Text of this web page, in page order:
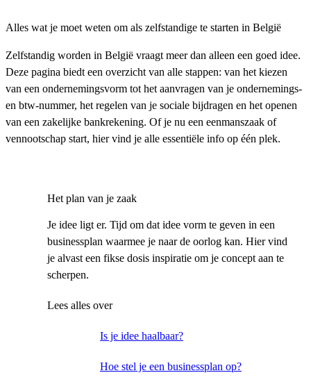
Alles wat je moet weten om als zelfstandige te starten in België
Zelfstandig worden in België vraagt meer dan alleen een goed idee.
Deze pagina biedt een overzicht van alle stappen: van het kiezen
van een ondernemingsvorm tot het aanvragen van je ondernemings-
en btw-nummer, het regelen van je sociale bijdragen en het openen
van een zakelijke bankrekening. Of je nu een eenmanszaak of
vennootschap start, hier vind je alle essentiële info op één plek.
Het plan van je zaak
Je idee ligt er. Tijd om dat idee vorm te geven in een
businessplan waarmee je naar de oorlog kan. Hier vind
je alvast een fikse dosis inspiratie om je concept aan te
scherpen.
Lees alles over
Is je idee haalbaar?
Hoe stel je een businessplan op?